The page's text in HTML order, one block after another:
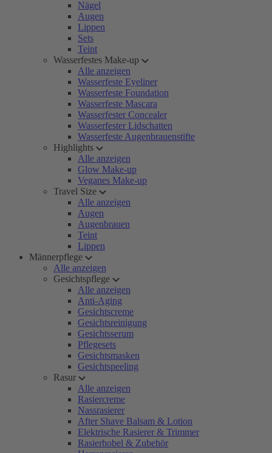
Nägel
Augen
Lippen
Sets
Teint
Wasserfestes Make-up
Alle anzeigen
Wasserfeste Eyeliner
Wasserfeste Foundation
Wasserfeste Mascara
Wasserfester Concealer
Wasserfester Lidschatten
Wasserfeste Augenbrauenstifte
Highlights
Alle anzeigen
Glow Make-up
Veganes Make-up
Travel Size
Alle anzeigen
Augen
Augenbrauen
Teint
Lippen
Männerpflege
Alle anzeigen
Gesichtspflege
Alle anzeigen
Anti-Aging
Gesichtscreme
Gesichtsreinigung
Gesichtsserum
Pflegesets
Gesichtsmasken
Gesichtspeeling
Rasur
Alle anzeigen
Rasiercreme
Nassrasierer
After Shave Balsam & Lotion
Elektrische Rasierer & Trimmer
Rasierhobel & Zubehör